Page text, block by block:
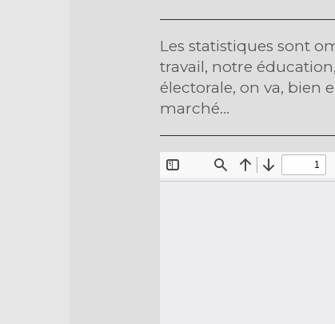
Les statistiques sont
travail, notre
électorale, on va, bien
marché...